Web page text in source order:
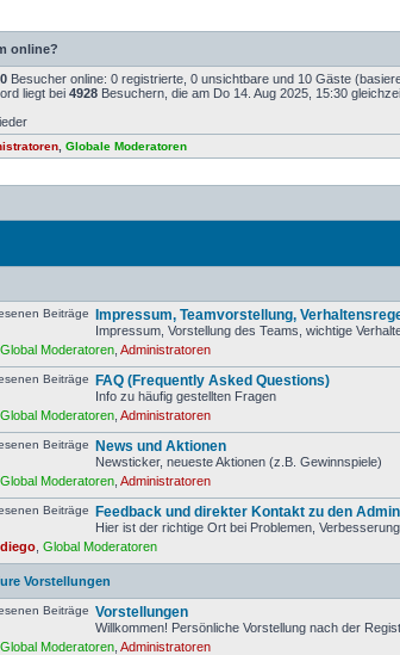
online?
Besucher online: 0 registrierte, 0 unsichtbare und 10 Gäste
liegt bei4928 Besuchern, die am Do 14. Aug 2025, 15:30
,Globale Moderatoren
Impressum, Teamvorstellung,
Impressum, Vorstellung des Teams, wichtige
Global Moderatoren ,Administratoren
FAQ (Frequently Asked Questions)
Info zu häufig gestellten Fragen
Global Moderatoren ,Administratoren
News und Aktionen
Newsticker, neueste Aktionen (z.B. Gewinnspiele)
Global Moderatoren ,Administratoren
Feedback und direkter Kontakt zu den
Hier ist der richtige Ort bei Problemen,
diego ,Global Moderatoren
Vorstellungen
Vorstellungen
Willkommen! Persönliche Vorstellung nach der
Global Moderatoren ,Administratoren